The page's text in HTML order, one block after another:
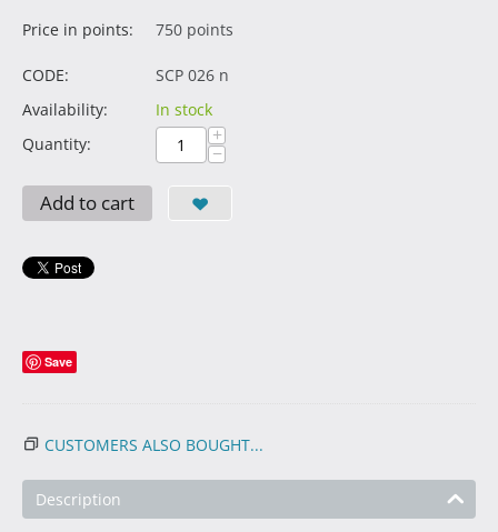
Price in points: 750 points
CODE:
SCP 026 n
Availability:
In stock
Quantity:
+
−
Add to cart
Save
CUSTOMERS ALSO BOUGHT...
Description